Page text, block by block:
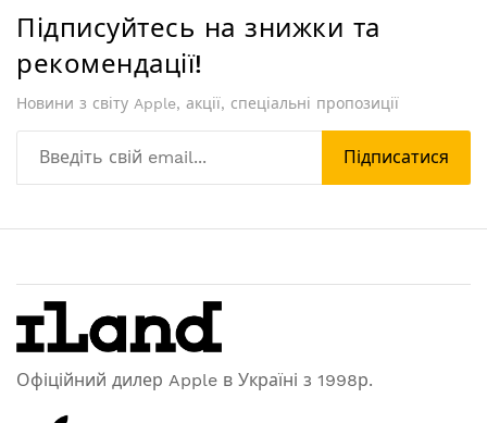
Підписуйтесь на знижки та
рекомендації!
Новини з світу Apple, акції, спеціальні пропозиції
Підписатися
Офіційний дилер Apple в Україні з 1998р.